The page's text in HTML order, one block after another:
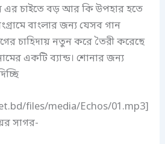
এর চাইতে বড় আর কি উপহার হতে
বাংলার জন্য যেসব গান
চাহিদায় নতুন করে তৈরী করেছে
একটি ব্যান্ড। শোনার জন্য
files/media/Echos/01.mp3]
সাগর-